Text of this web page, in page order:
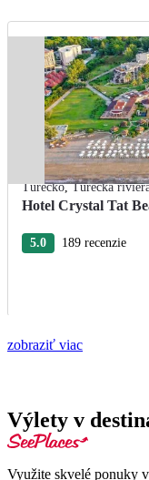
Turecko,Turecká
Hotel Crystal Tat
5.0 189 recenzie
zobraziť viac
Výlety v
Využite skvelé ponuky